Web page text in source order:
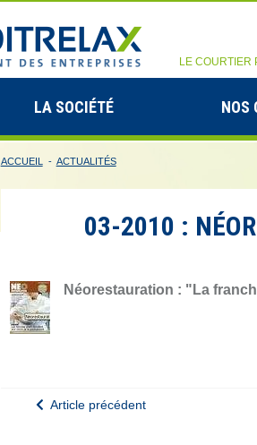
LE COURTIER
LA SOCIÉTÉ NOS
ACCUEIL - ACTUALITÉS
03-2010 :
Néorestauration : "La
Article précédent